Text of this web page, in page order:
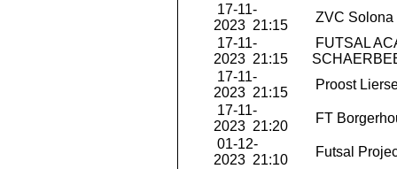
17-11-
2023 21:15
ZVC Solona
17-11-
2023 21:15
FUTSAL
17-11-
2023 21:15
Proost
17-11-
2023 21:20
FT
01-12-
2023 21:10
Futsal